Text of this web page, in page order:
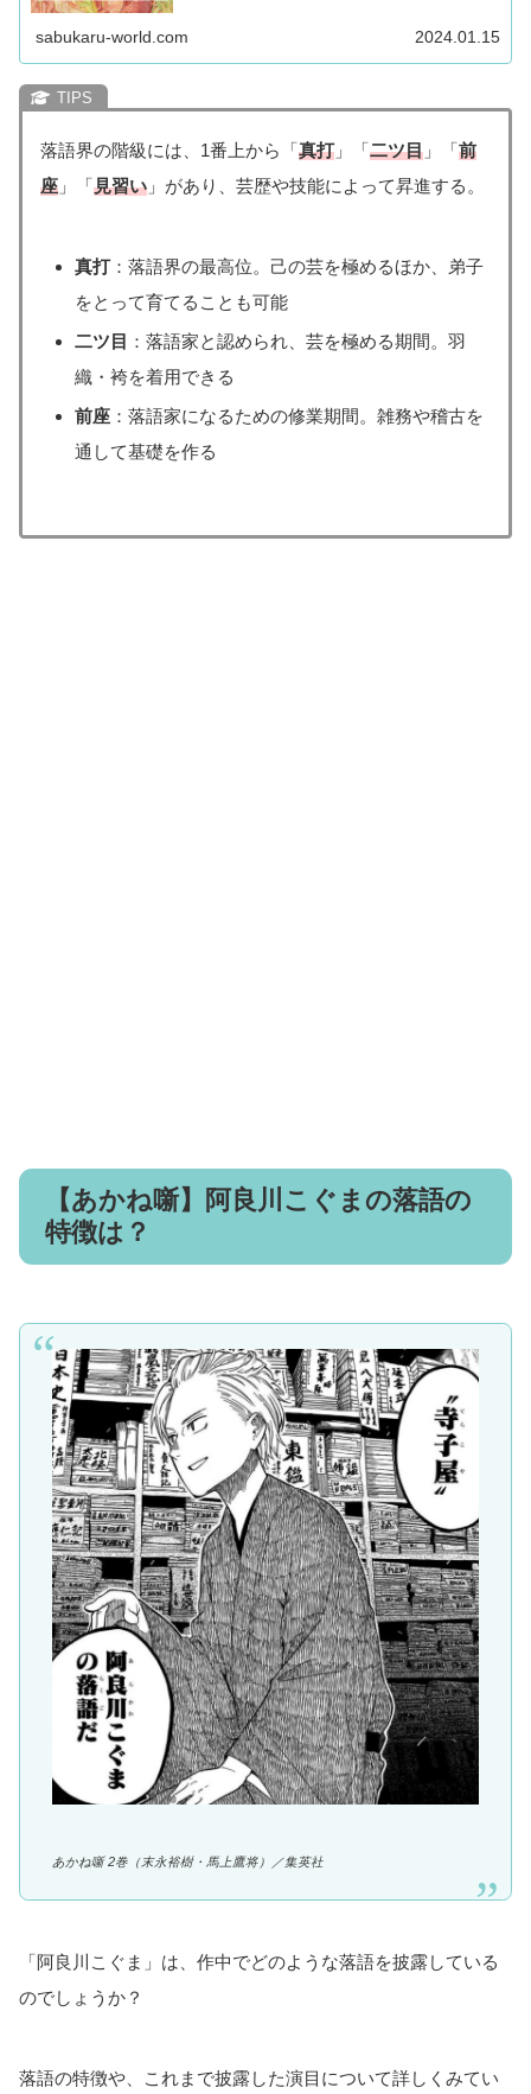
sabukaru-world.com 2024.01.15
落語界の階級には、1番上から「真打」「二ツ目 」「前
座 」「見習い 」があり、芸歴や技能によって昇進する。
真打：落語界の最高位。己の芸を極めるほか、弟子
をとって育てることも可能
二ツ目 ：落語家と認められ、芸を極める期間。羽
織・袴を着用できる
前座 ：落語家になるための修業期間。雑務や稽古を
通して基礎を作る
【あかね噺】阿良川こぐまの落語の
特徴は？
あかね噺 2巻（末永裕樹・馬上鷹将 ）／集英社
「阿良川こぐま」は、作中でどのような落語を披露している
のでしょうか？
落語の特徴や、これまで披露した演目について詳しくみてい